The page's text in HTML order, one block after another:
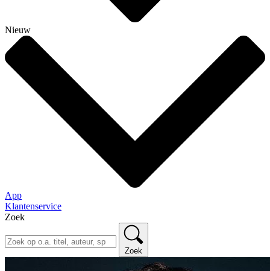
Nieuw
App
Klantenservice
Zoek
Zoek